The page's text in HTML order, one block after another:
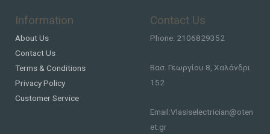
Information
About Us
Contact Us
Terms & Conditions
Privacy Policy
Customer Service
Contact Us
Phone: 2106829352
Βασ. Γεωργίου 8, Χαλάνδρι
152
Email:Vlasiselectrician@oten
et.gr